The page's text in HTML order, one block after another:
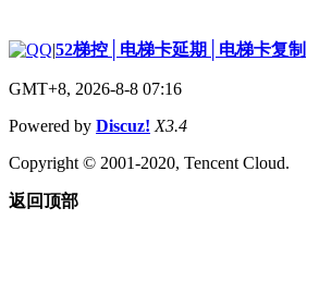
|52梯控│电梯卡延期│电梯卡复制
GMT+8, 2026-8-8 07:16
Powered by Discuz! X3.4
Copyright © 2001-2020, Tencent Cloud.
返回顶部